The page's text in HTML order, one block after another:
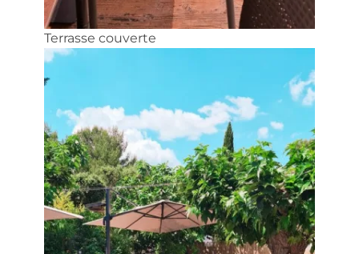
Terrasse couverte